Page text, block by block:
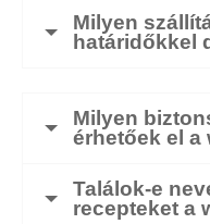
Milyen
határidőkkel
Milyen
érhetőek el a
Találok-e
recepteket a